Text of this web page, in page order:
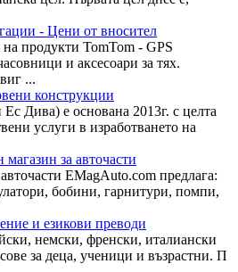
- Цени от вносител
продукти TomTom - GPS
и аксесоари за тях.
...
конструкции
Дива) е основана 2013г. с целта
услуги в изработването на
за авточасти
EMagAuto.com предлага:
бобини, гарнитури, помпи,
и езикови преводи
немски, френски, италиански
за деца, ученици и възрастни. П